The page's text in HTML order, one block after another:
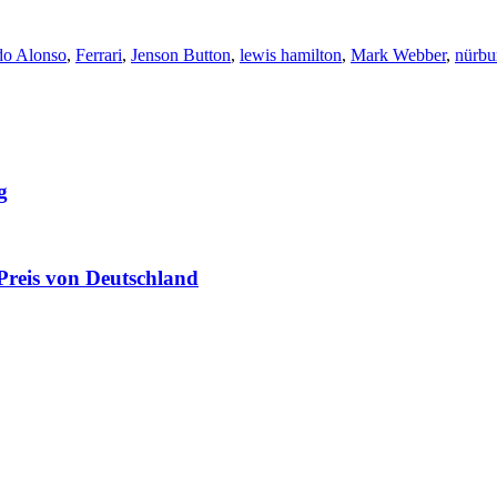
Alonso, Ferrari, Jenson Button, lewis hamilton, Mark Webber,
von Deutschland